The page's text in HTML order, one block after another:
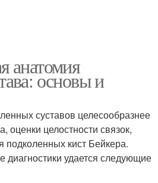
анатомия
основы и
суставов целесообразнее
оценки целостности связок,
подколенных кист Бейкера.
диагностики удается следующие